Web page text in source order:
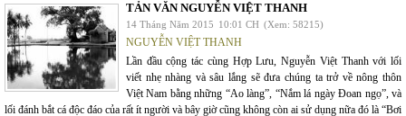
TẢN VĂN NGUYỄN VIỆT THANH
14 Tháng Năm 2015 10:01 CH (Xem: 58215)
NGUYỄN VIỆT THANH
Lần đầu cộng tác cùng Hợp Lưu, Nguyễn Việt Thanh với lối
viết nhẹ nhàng và sâu lắng sẽ đưa chúng ta trở về nông thôn
Việt Nam bằng những “Ao làng”, “Nắm lá ngày Đoan ngọ”, và
lối đánh bắt cá độc đáo của rất ít người và bây giờ cũng không còn ai sử dụng nữa đó là “Bơi